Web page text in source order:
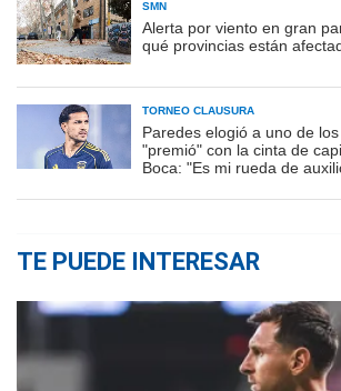
SMN
Alerta por viento en gran
qué provincias están
TORNEO CLAUSURA
Paredes elogió a uno de
"premió" con la cinta de
Boca: "Es mi rueda de
TE PUEDE INTERESAR